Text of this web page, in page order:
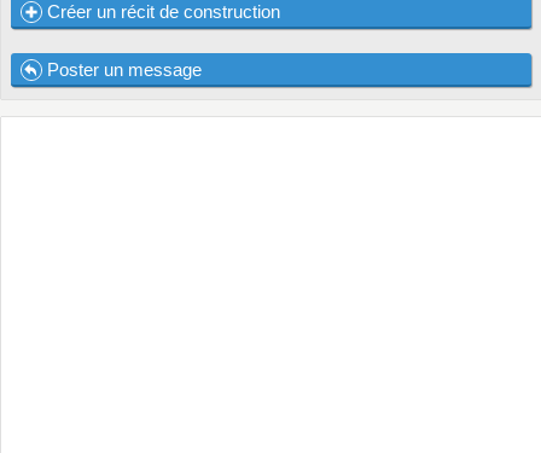
Créer un récit de construction
Poster un message